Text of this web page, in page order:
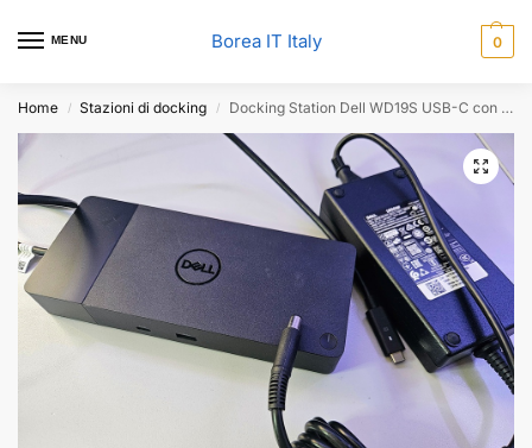
MENU Borea IT Italy 0
Home / Stazioni di docking / Docking Station Dell WD19S USB-C con Alimentatore 180W (4JXDM / 047RW6)